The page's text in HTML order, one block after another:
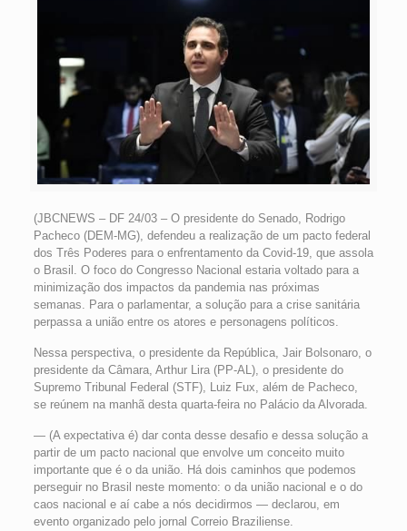
(JBCNEWS – DF 24/03 – O presidente do Senado, Rodrigo
Pacheco (DEM-MG), defendeu a realização de um pacto federal
dos Três Poderes para o enfrentamento da Covid-19, que assola
o Brasil. O foco do Congresso Nacional estaria voltado para a
minimização dos impactos da pandemia nas próximas
semanas. Para o parlamentar, a solução para a crise sanitária
perpassa a união entre os atores e personagens políticos.
Nessa perspectiva, o presidente da República, Jair Bolsonaro, o
presidente da Câmara, Arthur Lira (PP-AL), o presidente do
Supremo Tribunal Federal (STF), Luiz Fux, além de Pacheco,
se reúnem na manhã desta quarta-feira no Palácio da Alvorada.
— (A expectativa é) dar conta desse desafio e dessa solução a
partir de um pacto nacional que envolve um conceito muito
importante que é o da união. Há dois caminhos que podemos
perseguir no Brasil neste momento: o da união nacional e o do
caos nacional e aí cabe a nós decidirmos — declarou, em
evento organizado pelo jornal Correio Braziliense.